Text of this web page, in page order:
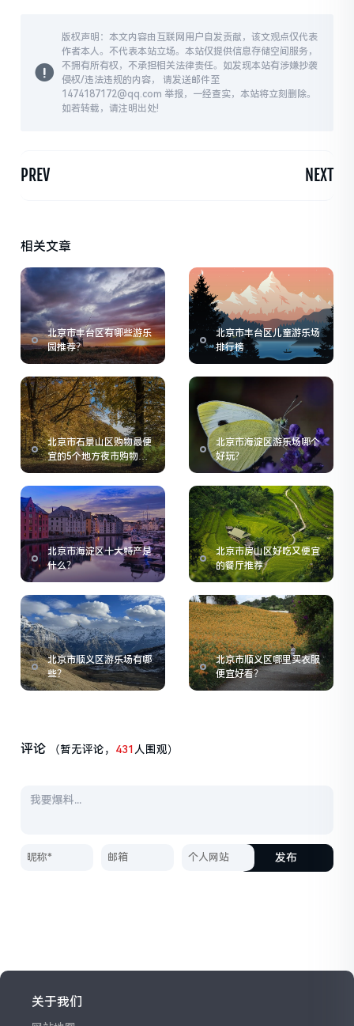
版权声明：本文内容由互联网用户自发贡献，该文观点仅代表
作者本人。不代表本站立场。本站仅提供信息存储空间服务，
不拥有所有权，不承担相关法律责任。如发现本站有涉嫌抄袭
侵权/违法违规的内容， 请发送邮件至
1474187172@qq.com 举报，一经查实，本站将立刻删除。
如若转载，请注明出处!
PREV NEXT
相关文章
北京市丰台区有哪些游乐
园推荐？
北京市丰台区儿童游乐场
排行榜
北京市石景山区购物最便
宜的5个地方夜市购物指
南
北京市海淀区游乐场哪个
好玩？
北京市海淀区十大特产是
什么？
北京市房山区好吃又便宜
的餐厅推荐
北京市顺义区游乐场有哪
些？
北京市顺义区哪里买衣服
便宜好看？
评论 （暂无评论， 431人围观）
发布
关于我们